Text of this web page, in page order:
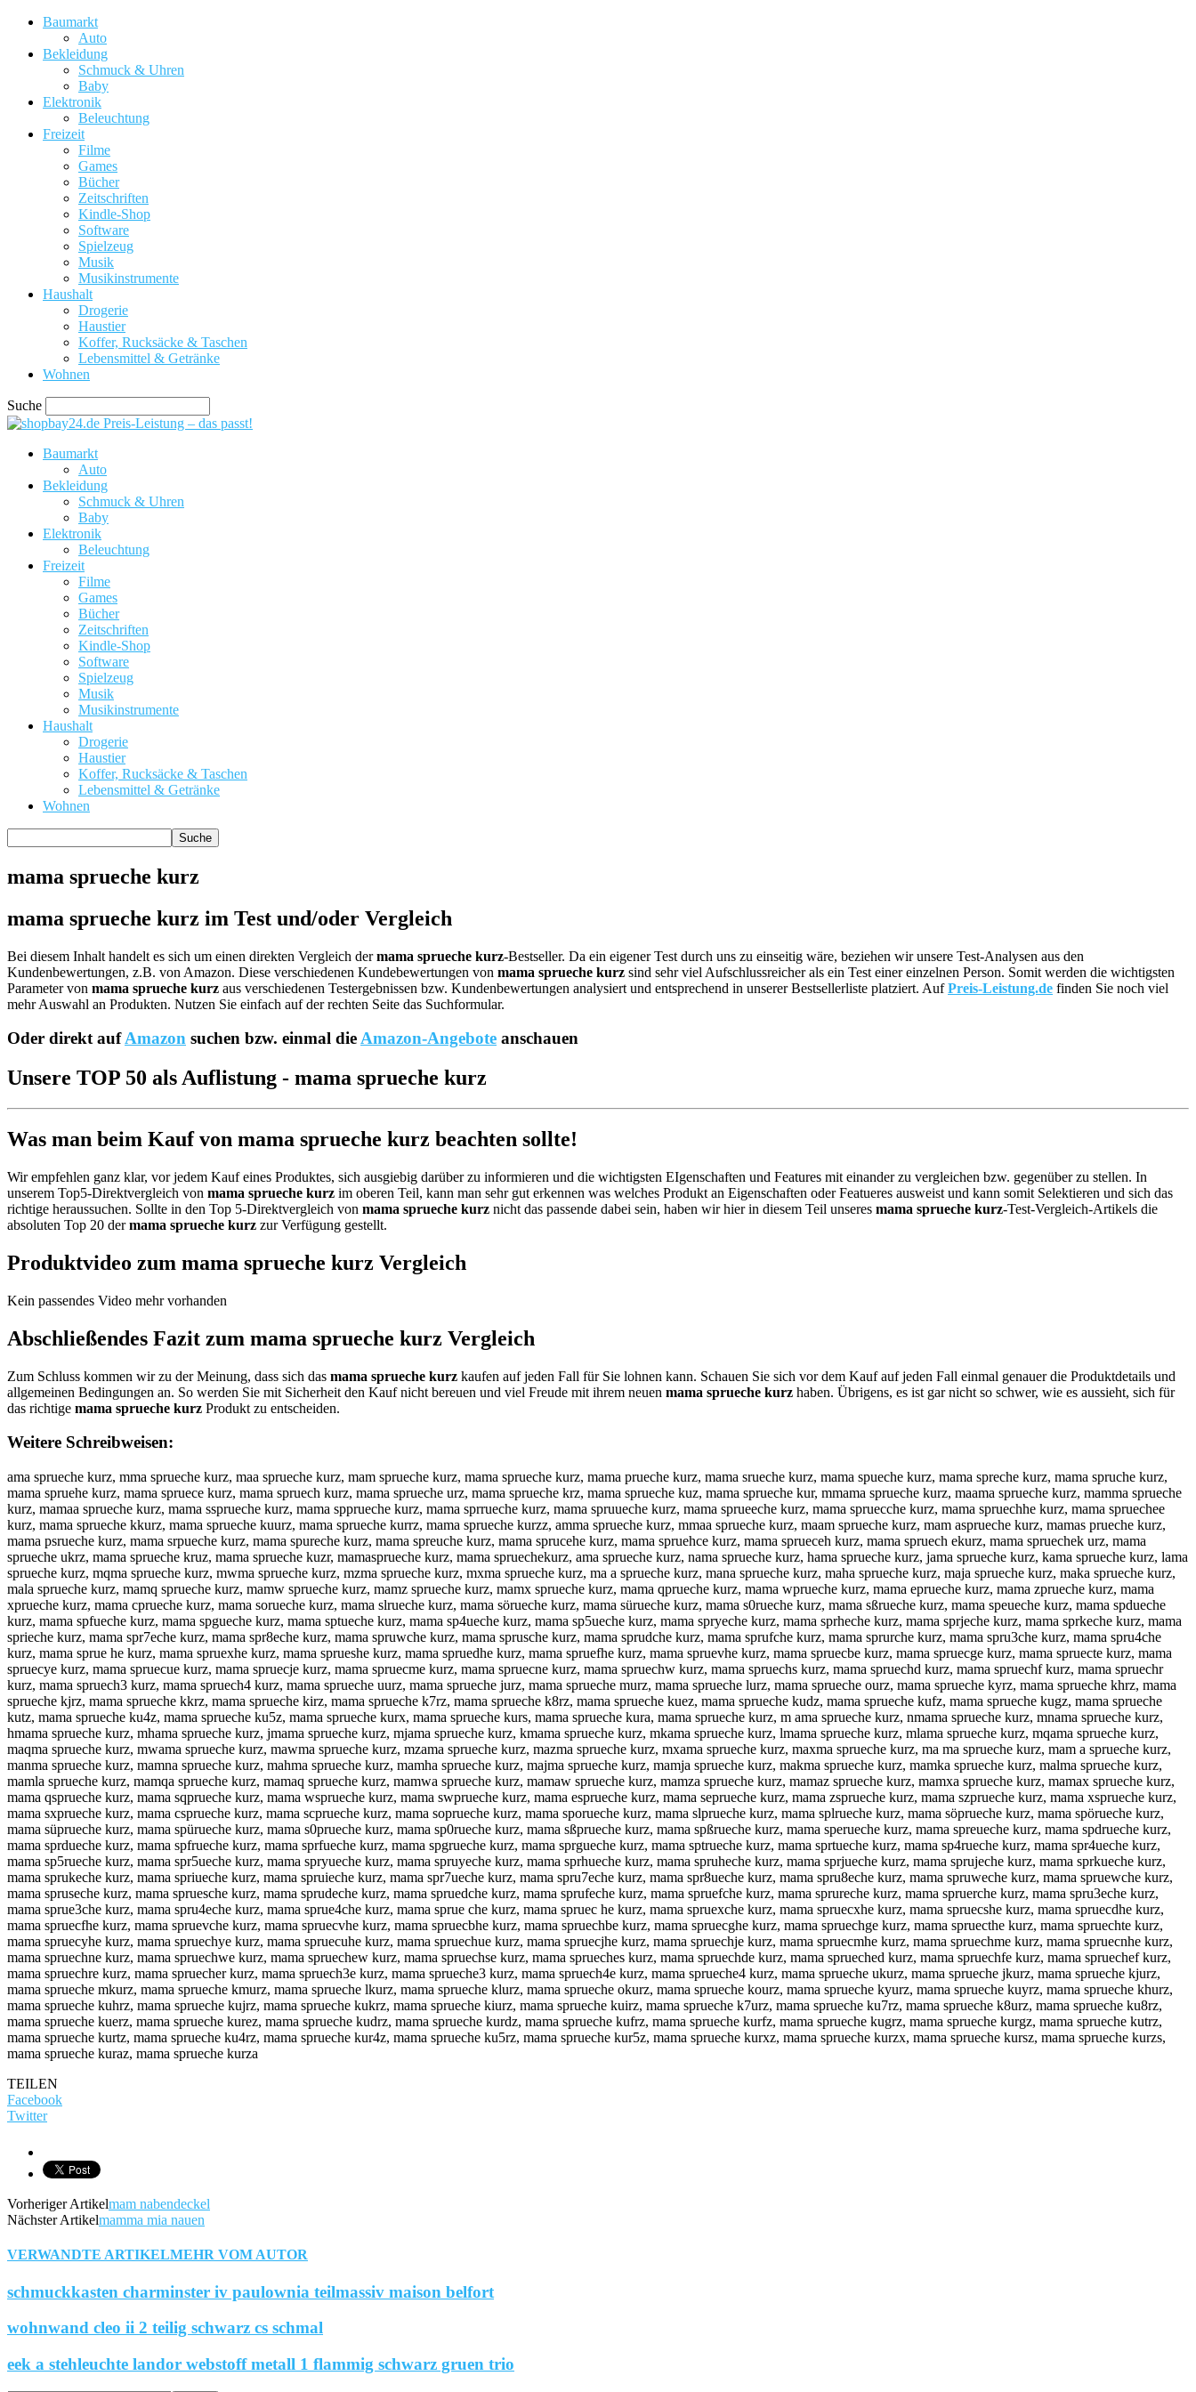
Baumarkt
Auto
Bekleidung
Schmuck & Uhren
Baby
Elektronik
Beleuchtung
Freizeit
Filme
Games
Bücher
Zeitschriften
Kindle-Shop
Software
Spielzeug
Musik
Musikinstrumente
Haushalt
Drogerie
Haustier
Koffer, Rucksäcke & Taschen
Lebensmittel & Getränke
Wohnen
Suche
Preis-Leistung – das passt!
Baumarkt
Auto
Bekleidung
Schmuck & Uhren
Baby
Elektronik
Beleuchtung
Freizeit
Filme
Games
Bücher
Zeitschriften
Kindle-Shop
Software
Spielzeug
Musik
Musikinstrumente
Haushalt
Drogerie
Haustier
Koffer, Rucksäcke & Taschen
Lebensmittel & Getränke
Wohnen
mama sprueche kurz
mama sprueche kurz im Test und/oder Vergleich
Bei diesem Inhalt handelt es sich um einen direkten Vergleich dermama sprueche kurz-Bestseller. Da ein eigener Test durch uns zu einseitig wäre, beziehen wir unsere Test-Analysen aus den
Kundenbewertungen, z.B. von Amazon. Diese verschiedenen Kundebewertungen von mama sprueche kurz sind sehr viel Aufschlussreicher als ein Test einer einzelnen Person. Somit werden die wichtigsten
Parameter von mama sprueche kurz aus verschiedenen Testergebnissen bzw. Kundenbewertungen analysiert und entsprechend in unserer Bestsellerliste platziert. AufPreis-Leistung.de finden Sie noch viel
mehr Auswahl an Produkten. Nutzen Sie einfach auf der rechten Seite das Suchformular.
Oder direkt aufAmazon suchen bzw. einmal dieAmazon-Angebote anschauen
Unsere TOP 50 als Auflistung - mama sprueche kurz
Was man beim Kauf von mama sprueche kurz beachten sollte!
Wir empfehlen ganz klar, vor jedem Kauf eines Produktes, sich ausgiebig darüber zu informieren und die wichtigsten EIgenschaften und Features mit einander zu vergleichen bzw. gegenüber zu stellen. In
unserem Top5-Direktvergleich von mama sprueche kurz im oberen Teil, kann man sehr gut erkennen was welches Produkt an Eigenschaften oder Featueres ausweist und kann somit Selektieren und sich das
richtige heraussuchen. Sollte in den Top 5-Direktvergleich von mama sprueche kurz nicht das passende dabei sein, haben wir hier in diesem Teil unseres mama sprueche kurz-Test-Vergleich-Artikels die
absoluten Top 20 dermama sprueche kurz zur Verfügung gestellt.
Produktvideo zum mama sprueche kurz Vergleich
Kein passendes Video mehr vorhanden
Abschließendes Fazit zum mama sprueche kurz Vergleich
Zum Schluss kommen wir zu der Meinung, dass sich das mama sprueche kurz kaufen auf jeden Fall für Sie lohnen kann. Schauen Sie sich vor dem Kauf auf jeden Fall einmal genauer die Produktdetails und
allgemeinen Bedingungen an. So werden Sie mit Sicherheit den Kauf nicht bereuen und viel Freude mit ihrem neuen mama sprueche kurz haben. Übrigens, es ist gar nicht so schwer, wie es aussieht, sich für
das richtige mama sprueche kurz Produkt zu entscheiden.
Weitere Schreibweisen:
ama sprueche kurz, mma sprueche kurz, maa sprueche kurz, mam sprueche kurz, mama sprueche kurz, mama prueche kurz, mama srueche kurz, mama spueche kurz, mama spreche kurz, mama spruche kurz,
mama spruehe kurz, mama spruece kurz, mama spruech kurz, mama sprueche urz, mama sprueche krz, mama sprueche kuz, mama sprueche kur, mmama sprueche kurz, maama sprueche kurz, mamma sprueche
kurz, mamaa sprueche kurz, mama ssprueche kurz, mama spprueche kurz, mama sprrueche kurz, mama spruueche kurz, mama sprueeche kurz, mama spruecche kurz, mama spruechhe kurz, mama spruechee
kurz, mama sprueche kkurz, mama sprueche kuurz, mama sprueche kurrz, mama sprueche kurzz, amma sprueche kurz, mmaa sprueche kurz, maam sprueche kurz, mam asprueche kurz, mamas prueche kurz,
mama psrueche kurz, mama srpueche kurz, mama spureche kurz, mama spreuche kurz, mama sprucehe kurz, mama spruehce kurz, mama sprueceh kurz, mama spruech ekurz, mama spruechek urz, mama
sprueche ukrz, mama sprueche kruz, mama sprueche kuzr, mamasprueche kurz, mama spruechekurz, ama sprueche kurz, nama sprueche kurz, hama sprueche kurz, jama sprueche kurz, kama sprueche kurz, lama
sprueche kurz, mqma sprueche kurz, mwma sprueche kurz, mzma sprueche kurz, mxma sprueche kurz, ma a sprueche kurz, mana sprueche kurz, maha sprueche kurz, maja sprueche kurz, maka sprueche kurz,
mala sprueche kurz, mamq sprueche kurz, mamw sprueche kurz, mamz sprueche kurz, mamx sprueche kurz, mama qprueche kurz, mama wprueche kurz, mama eprueche kurz, mama zprueche kurz, mama
xprueche kurz, mama cprueche kurz, mama sorueche kurz, mama slrueche kurz, mama sörueche kurz, mama sürueche kurz, mama s0rueche kurz, mama sßrueche kurz, mama speueche kurz, mama spdueche
kurz, mama spfueche kurz, mama spgueche kurz, mama sptueche kurz, mama sp4ueche kurz, mama sp5ueche kurz, mama spryeche kurz, mama sprheche kurz, mama sprjeche kurz, mama sprkeche kurz, mama
sprieche kurz, mama spr7eche kurz, mama spr8eche kurz, mama spruwche kurz, mama sprusche kurz, mama sprudche kurz, mama sprufche kurz, mama sprurche kurz, mama spru3che kurz, mama spru4che
kurz, mama sprue he kurz, mama spruexhe kurz, mama sprueshe kurz, mama spruedhe kurz, mama spruefhe kurz, mama spruevhe kurz, mama spruecbe kurz, mama spruecge kurz, mama spruecte kurz, mama
spruecye kurz, mama spruecue kurz, mama spruecje kurz, mama spruecme kurz, mama spruecne kurz, mama spruechw kurz, mama spruechs kurz, mama spruechd kurz, mama spruechf kurz, mama spruechr
kurz, mama spruech3 kurz, mama spruech4 kurz, mama sprueche uurz, mama sprueche jurz, mama sprueche murz, mama sprueche lurz, mama sprueche ourz, mama sprueche kyrz, mama sprueche khrz, mama
sprueche kjrz, mama sprueche kkrz, mama sprueche kirz, mama sprueche k7rz, mama sprueche k8rz, mama sprueche kuez, mama sprueche kudz, mama sprueche kufz, mama sprueche kugz, mama sprueche
kutz, mama sprueche ku4z, mama sprueche ku5z, mama sprueche kurx, mama sprueche kurs, mama sprueche kura, mama sprueche kurz, m ama sprueche kurz, nmama sprueche kurz, mnama sprueche kurz,
hmama sprueche kurz, mhama sprueche kurz, jmama sprueche kurz, mjama sprueche kurz, kmama sprueche kurz, mkama sprueche kurz, lmama sprueche kurz, mlama sprueche kurz, mqama sprueche kurz,
maqma sprueche kurz, mwama sprueche kurz, mawma sprueche kurz, mzama sprueche kurz, mazma sprueche kurz, mxama sprueche kurz, maxma sprueche kurz, ma ma sprueche kurz, mam a sprueche kurz,
manma sprueche kurz, mamna sprueche kurz, mahma sprueche kurz, mamha sprueche kurz, majma sprueche kurz, mamja sprueche kurz, makma sprueche kurz, mamka sprueche kurz, malma sprueche kurz,
mamla sprueche kurz, mamqa sprueche kurz, mamaq sprueche kurz, mamwa sprueche kurz, mamaw sprueche kurz, mamza sprueche kurz, mamaz sprueche kurz, mamxa sprueche kurz, mamax sprueche kurz,
mama qsprueche kurz, mama sqprueche kurz, mama wsprueche kurz, mama swprueche kurz, mama esprueche kurz, mama seprueche kurz, mama zsprueche kurz, mama szprueche kurz, mama xsprueche kurz,
mama sxprueche kurz, mama csprueche kurz, mama scprueche kurz, mama soprueche kurz, mama sporueche kurz, mama slprueche kurz, mama splrueche kurz, mama söprueche kurz, mama spörueche kurz,
mama süprueche kurz, mama spürueche kurz, mama s0prueche kurz, mama sp0rueche kurz, mama sßprueche kurz, mama spßrueche kurz, mama sperueche kurz, mama spreueche kurz, mama spdrueche kurz,
mama sprdueche kurz, mama spfrueche kurz, mama sprfueche kurz, mama spgrueche kurz, mama sprgueche kurz, mama sptrueche kurz, mama sprtueche kurz, mama sp4rueche kurz, mama spr4ueche kurz,
mama sp5rueche kurz, mama spr5ueche kurz, mama spryueche kurz, mama spruyeche kurz, mama sprhueche kurz, mama spruheche kurz, mama sprjueche kurz, mama sprujeche kurz, mama sprkueche kurz,
mama sprukeche kurz, mama spriueche kurz, mama spruieche kurz, mama spr7ueche kurz, mama spru7eche kurz, mama spr8ueche kurz, mama spru8eche kurz, mama spruweche kurz, mama spruewche kurz,
mama spruseche kurz, mama spruesche kurz, mama sprudeche kurz, mama spruedche kurz, mama sprufeche kurz, mama spruefche kurz, mama sprureche kurz, mama spruerche kurz, mama spru3eche kurz,
mama sprue3che kurz, mama spru4eche kurz, mama sprue4che kurz, mama sprue che kurz, mama spruec he kurz, mama spruexche kurz, mama spruecxhe kurz, mama spruecshe kurz, mama spruecdhe kurz,
mama spruecfhe kurz, mama spruevche kurz, mama spruecvhe kurz, mama spruecbhe kurz, mama spruechbe kurz, mama spruecghe kurz, mama spruechge kurz, mama spruecthe kurz, mama spruechte kurz,
mama spruecyhe kurz, mama spruechye kurz, mama spruecuhe kurz, mama spruechue kurz, mama spruecjhe kurz, mama spruechje kurz, mama spruecmhe kurz, mama spruechme kurz, mama spruecnhe kurz,
mama spruechne kurz, mama spruechwe kurz, mama spruechew kurz, mama spruechse kurz, mama sprueches kurz, mama spruechde kurz, mama sprueched kurz, mama spruechfe kurz, mama spruechef kurz,
mama spruechre kurz, mama spruecher kurz, mama spruech3e kurz, mama sprueche3 kurz, mama spruech4e kurz, mama sprueche4 kurz, mama sprueche ukurz, mama sprueche jkurz, mama sprueche kjurz,
mama sprueche mkurz, mama sprueche kmurz, mama sprueche lkurz, mama sprueche klurz, mama sprueche okurz, mama sprueche kourz, mama sprueche kyurz, mama sprueche kuyrz, mama sprueche khurz,
mama sprueche kuhrz, mama sprueche kujrz, mama sprueche kukrz, mama sprueche kiurz, mama sprueche kuirz, mama sprueche k7urz, mama sprueche ku7rz, mama sprueche k8urz, mama sprueche ku8rz,
mama sprueche kuerz, mama sprueche kurez, mama sprueche kudrz, mama sprueche kurdz, mama sprueche kufrz, mama sprueche kurfz, mama sprueche kugrz, mama sprueche kurgz, mama sprueche kutrz,
mama sprueche kurtz, mama sprueche ku4rz, mama sprueche kur4z, mama sprueche ku5rz, mama sprueche kur5z, mama sprueche kurxz, mama sprueche kurzx, mama sprueche kursz, mama sprueche kurzs,
mama sprueche kuraz, mama sprueche kurza
TEILEN
Facebook
Twitter
Vorheriger Artikelmam nabendeckel
Nächster Artikelmamma mia nauen
VERWANDTE ARTIKELMEHR VOM AUTOR
schmuckkasten charminster iv paulownia teilmassiv maison belfort
wohnwand cleo ii 2 teilig schwarz cs schmal
eek a stehleuchte landor webstoff metall 1 flammig schwarz gruen trio